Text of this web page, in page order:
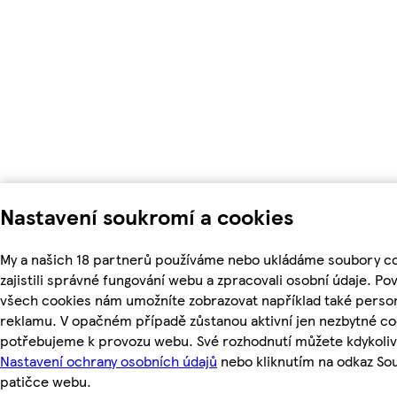
Nastavení soukromí a cookies
My a našich 18 partnerů používáme nebo ukládáme soubory
zajistili správné fungování webu a zpracovali osobní údaje.
všech cookies nám umožníte zobrazovat například také
reklamu. V opačném případě zůstanou aktivní jen nezbytné
potřebujeme k provozu webu. Své rozhodnutí můžete
Nastavení ochrany osobních údajů nebo kliknutím na odkaz
patičce webu.